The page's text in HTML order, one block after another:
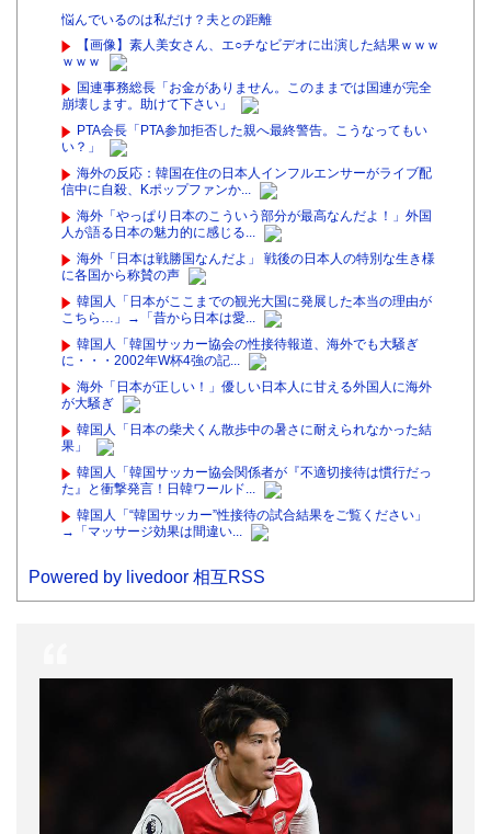
悩んでいるのは私だけ？夫との距離
【画像】素人美女さん、エ○チなビデオに出演した結果ｗｗｗ
ｗｗｗ
国連事務総長「お金がありません。このままでは国連が完全
崩壊します。助けて下さい」
PTA会長「PTA参加拒否した親へ最終警告。こうなってもい
い？」
海外の反応：韓国在住の日本人インフルエンサーがライブ配
信中に自殺、Kポップファンか...
海外「やっぱり日本のこういう部分が最高なんだよ！」外国
人が語る日本の魅力的に感じる...
海外「日本は戦勝国なんだよ」 戦後の日本人の特別な生き様
に各国から称賛の声
韓国人「日本がここまでの観光大国に発展した本当の理由が
こちら…」→「昔から日本は愛...
韓国人「韓国サッカー協会の性接待報道、海外でも大騒ぎ
に・・・2002年W杯4強の記...
海外「日本が正しい！」優しい日本人に甘える外国人に海外
が大騒ぎ
韓国人「日本の柴犬くん散歩中の暑さに耐えられなかった結
果」
韓国人「韓国サッカー協会関係者が『不適切接待は慣行だっ
た』と衝撃発言！日韓ワールド...
韓国人「“韓国サッカー”性接待の試合結果をご覧ください」
→「マッサージ効果は間違い...
Powered by livedoor 相互RSS